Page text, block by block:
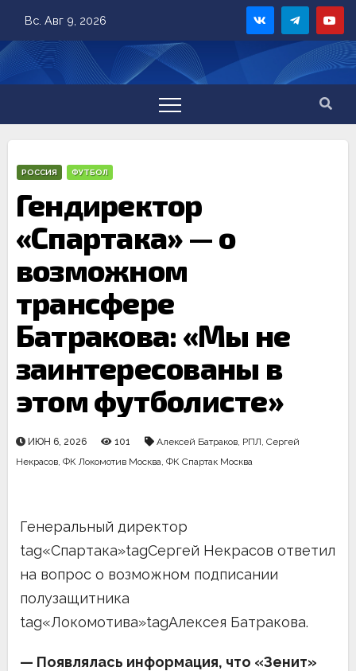
content
Вс. Авг 9, 2026
РОССИЯ ФУТБОЛ
Гендиректор
«Спартака» — о
возможном
трансфере
Батракова: «Мы не
заинтересованы в
этом футболисте»
ИЮН 6, 2026 101 Алексей Батраков, РПЛ, Сергей
Некрасов, ФК Локомотив Москва, ФК Спартак Москва
Генеральный директор
tag«Спартака»tagСергей Некрасов ответил
на вопрос о возможном подписании
полузащитника
tag«Локомотива»tagАлексея Батракова.
— Появлялась информация, что «Зенит»